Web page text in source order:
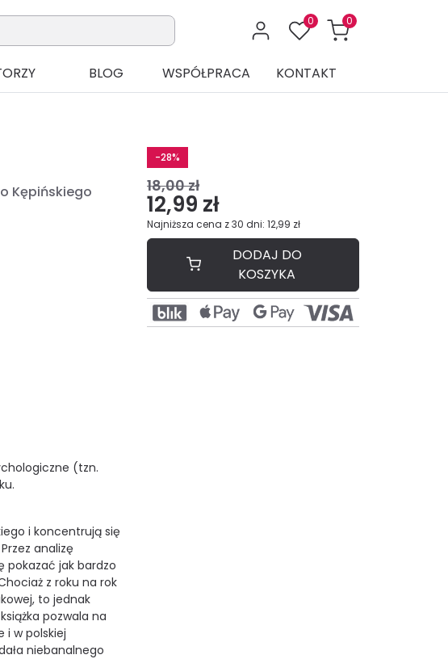
0 0
BLOG WSPÓŁPRACA KONTAKT
Kępińskiego
(tzn.
i koncentrują się
analizę
pokazać jak bardzo
z roku na rok
to jednak
pozwala na
i w polskiej
niebanalnego
-28%
18,00 zł
12,99 zł
Najniższa cena z 30 dni: 12,99 zł
DODAJ DO
KOSZYKA